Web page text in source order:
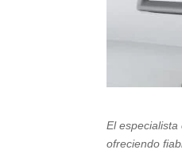
El
ofreciendo